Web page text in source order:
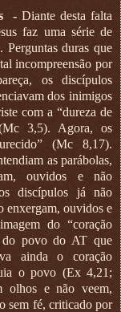
-Diante desta falta
faz uma série de
Perguntas duras que
incompreensão por
os discípulos
dos inimigos
com a “dureza de
3,5). Agora, os
(Mc 8,17).
as parábolas,
ouvidos e não
discípulos já não
enxergam, ouvidos e
do “coração
do povo do AT que
ainda o coração
o povo (Ex 4,21;
olhos e não veem,
sem fé, criticado por